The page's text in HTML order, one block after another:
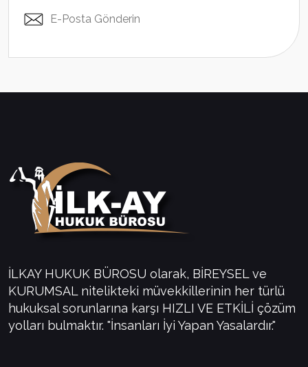
E-Posta Gönderin
İLKAY HUKUK BÜROSU olarak, BİREYSEL ve
KURUMSAL nitelikteki müvekkillerinin her türlü
hukuksal sorunlarına karşı HIZLI VE ETKİLİ çözüm
yolları bulmaktır. "İnsanları İyi Yapan Yasalardır."